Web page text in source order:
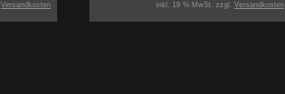
Versandkosten inkl. 19 % MwSt. zzgl. Versandkosten